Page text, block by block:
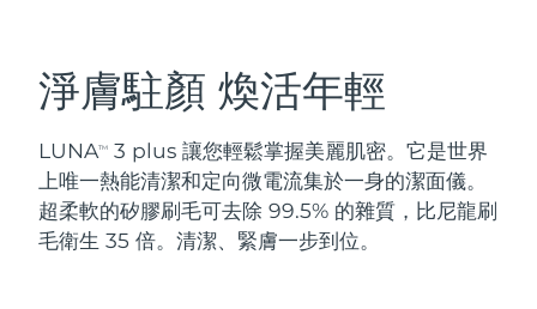
淨膚駐顏 煥活年輕
LUNATM
3 plus 讓您輕鬆掌握美麗肌密。它是世界
上唯一熱能清潔和定向微電流集於一身的潔面儀。
超柔軟的矽膠刷毛可去除 99.5% 的雜質，比尼龍刷
毛衛生 35 倍。清潔、緊膚一步到位。
面部清潔
LUNA™ 4 套裝
Anti-aging massage
緊致提拉
BEAR™ 2 套裝
Microcurrent toning
奧地利 預計送達日期
比利時 預計送達日期8/8/26
百慕達 預計送達日期